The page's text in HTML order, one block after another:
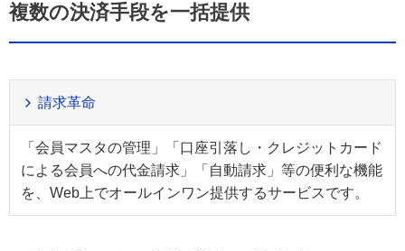
複数の決済手段を一括提供
請求革命
「会員マスタの管理」「口座引落し・クレジットカード
による会員への代金請求」「自動請求」等の便利な機能
を、Web上でオールインワン提供するサービスです。